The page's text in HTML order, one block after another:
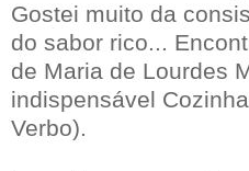
Gostei muito da
do sabor rico...
de Maria de Lourdes
indispensável
Verbo).